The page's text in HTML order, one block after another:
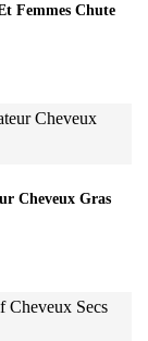
Femmes Chute
Cheveux Gras